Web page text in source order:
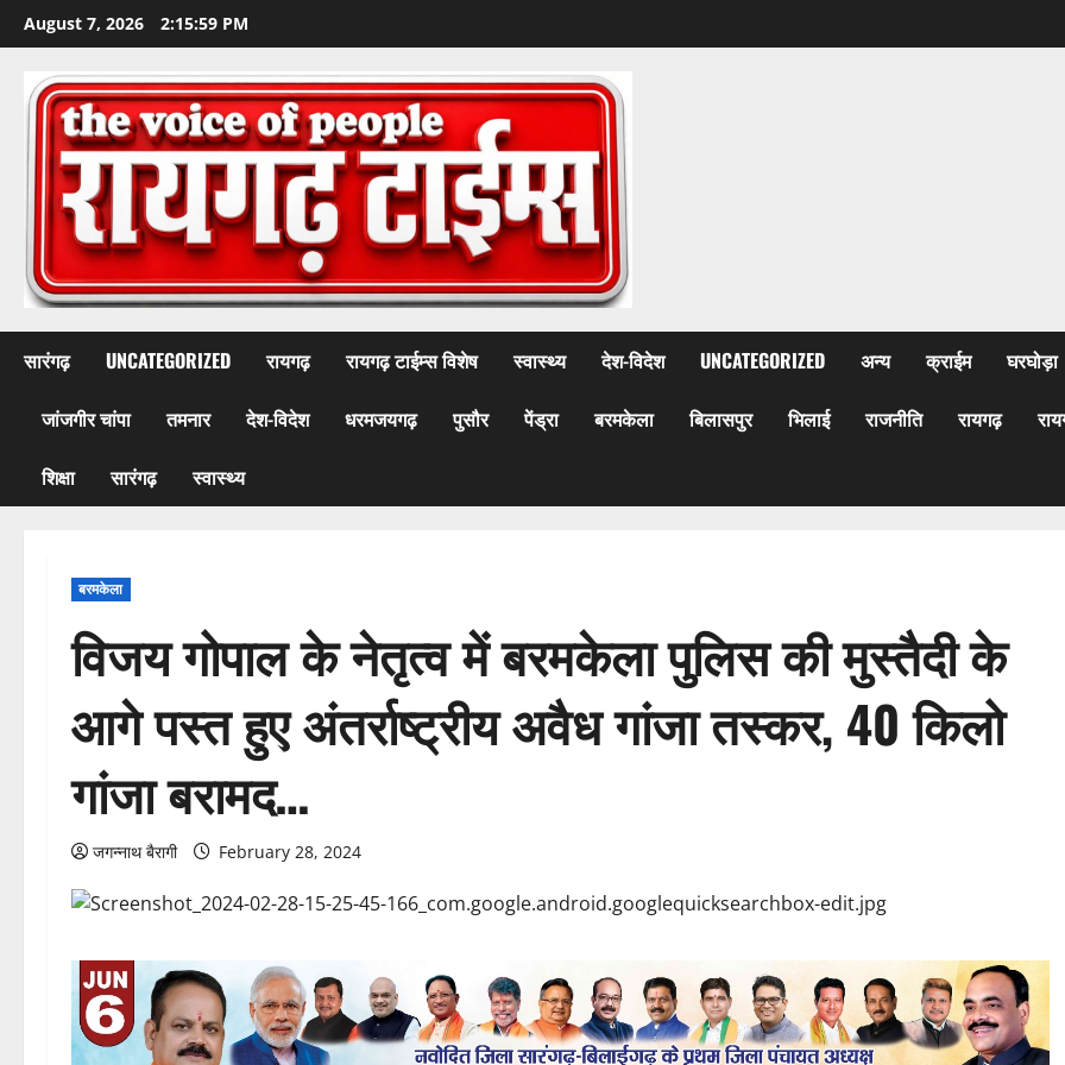
Skip
to
content
August 7, 2026 2:16:01 PM
सारंगढ़ UNCATEGORIZED रायगढ़ रायगढ़ टाईम्स विशेष स्वास्थ्य देश-विदेश UNCATEGORIZED अन्य क्राईम घरघोड़ा
जांजगीर चांपा तमनार देश-विदेश धरमजयगढ़ पुसौर पेंड्रा बरमकेला बिलासपुर भिलाई राजनीति रायगढ़
शिक्षा सारंगढ़ स्वास्थ्य
बरमकेला
विजय गोपाल के नेतृत्व में बरमकेला पुलिस की मुस्तैदी के
आगे पस्त हुए अंतर्राष्ट्रीय अवैध गांजा तस्कर, 40 किलो
गांजा बरामद…
जगन्नाथ बैरागी February 28, 2024